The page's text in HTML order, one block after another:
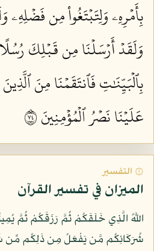
بِأَمۡرِهِۦ وَلِتَبۡتَغُواْ مِن فَضۡلِهِۦ
وَلَقَدۡ أَرۡسَلۡنَا مِن قَبۡلِكَ
بِٱلۡبَيِّنَٰتِ فَٱنتَقَمۡنَا مِنَ
عَلَيۡنَا نَصۡرُ ٱلۡمُؤۡمِنِينَ ٤٧
۞ التفسير
الميزان في تفسير القرآن
اللَّهُ الَّذِي خَلَقَكُمْ ثُمَّ رَزَقَكُمْ ثُمَّ
شُرَكَائِكُم مَّن يَفْعَلُ مِن ذَلِكُم مِّن